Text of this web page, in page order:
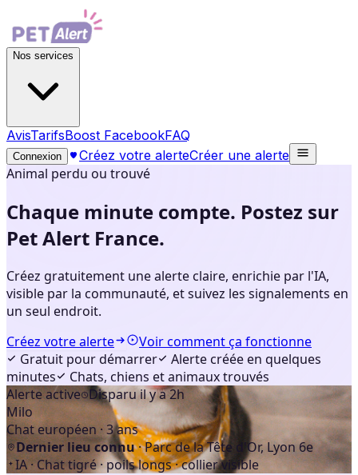
Nos services
AvisTarifsBoost FacebookFAQ
Connexion Créez votre alerteCréer une alerte
Animal perdu ou trouvé
Chaque minute compte. Postez sur
Pet Alert France.
Créez gratuitement une alerte claire, enrichie par l'IA,
visible par la communauté, et suivez les signalements en
un seul endroit.
Créez votre alerte
Voir comment ça fonctionne
Gratuit pour démarrer
Alerte créée en quelques
minutes
Chats, chiens et animaux trouvés
Alerte active Disparu il y a 2h
Milo
Chat européen · 3 ans
Dernier lieu connu· Parc de la Tête d'Or, Lyon 6e
IA · Chat tigré · poils longs · collier visible